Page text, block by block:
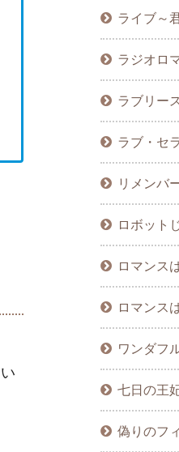
ライブ～
ラジオロ
ラブリー
ラブ・セ
リメンバ
ロボット
ロマンス
ロマンス
ワンダフ
七日の王
偽りのフ